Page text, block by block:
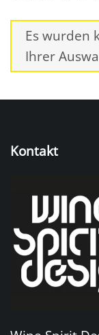
Es wurden
Ihrer
Kontakt